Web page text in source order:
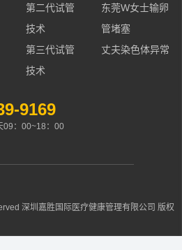
第二代试管
技术
第三代试管
技术
东莞W女士输卵
管堵塞
丈夫染色体异常
9169
09：00~18：00
深圳嘉胜国际医疗健康管理有限公司 版权